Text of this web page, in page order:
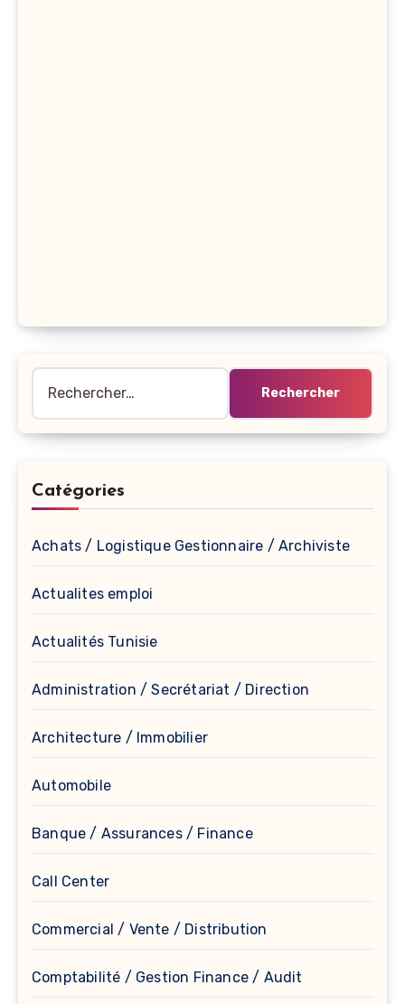
Catégories
Achats / Logistique Gestionnaire / Archiviste
Actualites emploi
Actualités Tunisie
Administration / Secrétariat / Direction
Architecture / Immobilier
Automobile
Banque / Assurances / Finance
Call Center
Commercial / Vente / Distribution
Comptabilité / Gestion Finance / Audit